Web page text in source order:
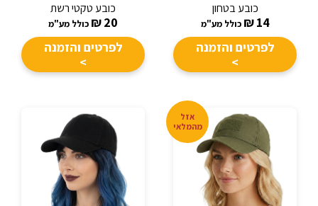
כובע בטחון
14
₪ כולל מע"מ
לפרטים והזמנה
>
כובע טקטי רשת
20
₪ כולל מע"מ
לפרטים והזמנה
>
אזל
מהמלאי